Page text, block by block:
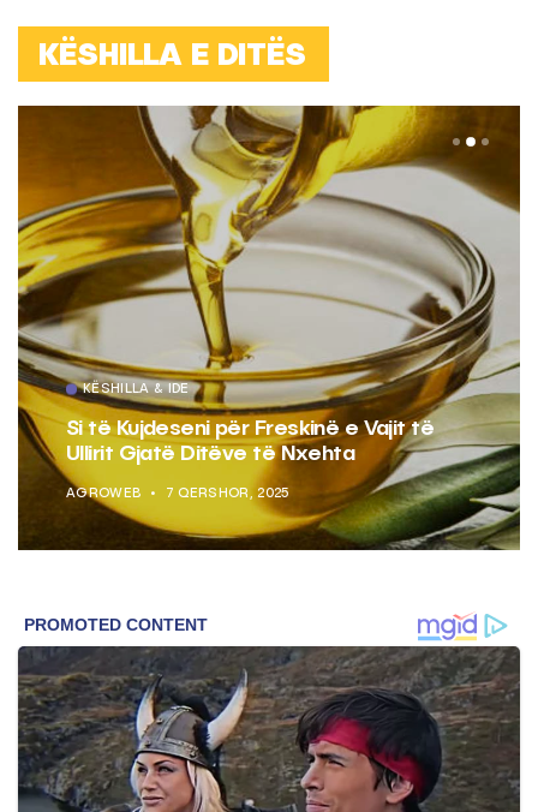
KËSHILLA E DITËS
KËSHILLA & IDE
Si të Kujdeseni për Freskinë e Vajit të
Ullirit Gjatë Ditëve të Nxehta
AGROWEB 7 QERSHOR, 2025